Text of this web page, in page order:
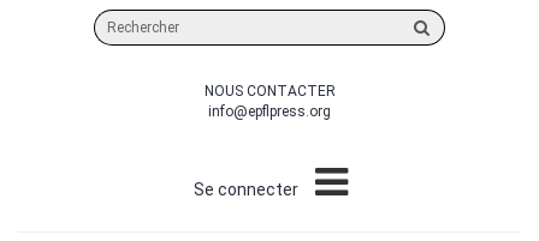
sur
site
NOUS CONTACTER
info@epflpress.org
Se connecter